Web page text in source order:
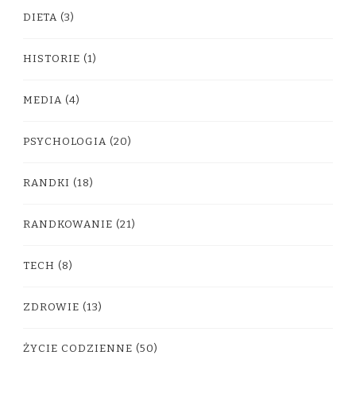
DIETA (3)
HISTORIE (1)
MEDIA (4)
PSYCHOLOGIA (20)
RANDKI (18)
RANDKOWANIE (21)
TECH (8)
ZDROWIE (13)
ŻYCIE CODZIENNE (50)